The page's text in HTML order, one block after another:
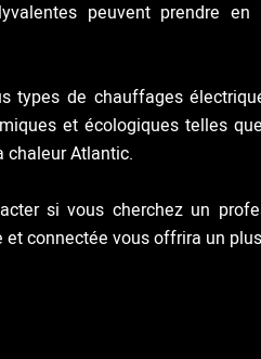
peuvent prendre en
types de chauffages
et écologiques telles
chaleur Atlantic.
si vous cherchez un
connectée vous offrira un